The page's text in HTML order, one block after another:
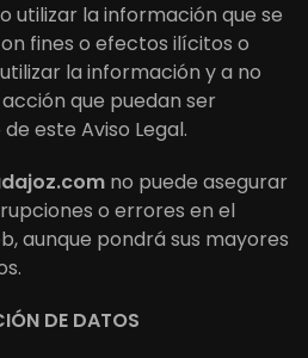
utilizar la información que se
fines o efectos ilícitos o
la información y a no
que puedan ser
este Aviso Legal.
no puede asegurar
o errores en el
aunque pondrá sus mayores
DE DATOS